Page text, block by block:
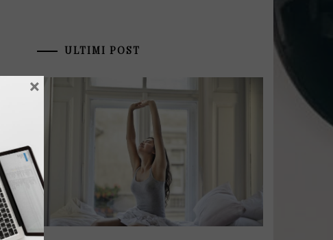
ULTIMI POST
×